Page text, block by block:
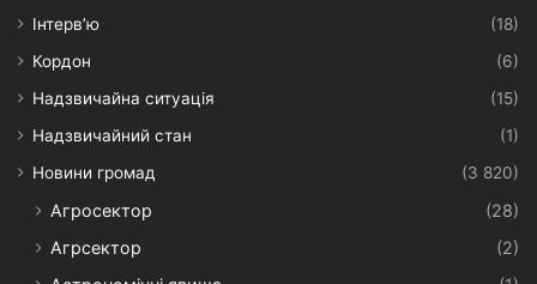
Інтерв’ю
(18)
Кордон
(6)
Надзвичайна ситуація
(15)
Надзвичайний стан
(1)
Новини громад
(3 820)
Агросектор
(28)
Агрсектор
(2)